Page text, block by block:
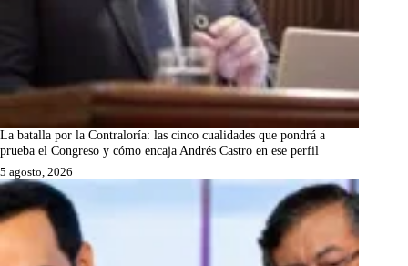
La batalla por la Contraloría: las cinco cualidades que pondrá a
prueba el Congreso y cómo encaja Andrés Castro en ese perfil
5 agosto, 2026